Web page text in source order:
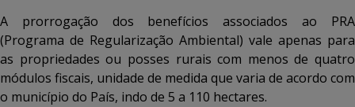
A prorrogação dos benefícios associados ao PRA
(Programa de Regularização Ambiental) vale apenas para
as propriedades ou posses rurais com menos de quatro
módulos fiscais, unidade de medida que varia de acordo com
o município do País, indo de 5 a 110 hectares.